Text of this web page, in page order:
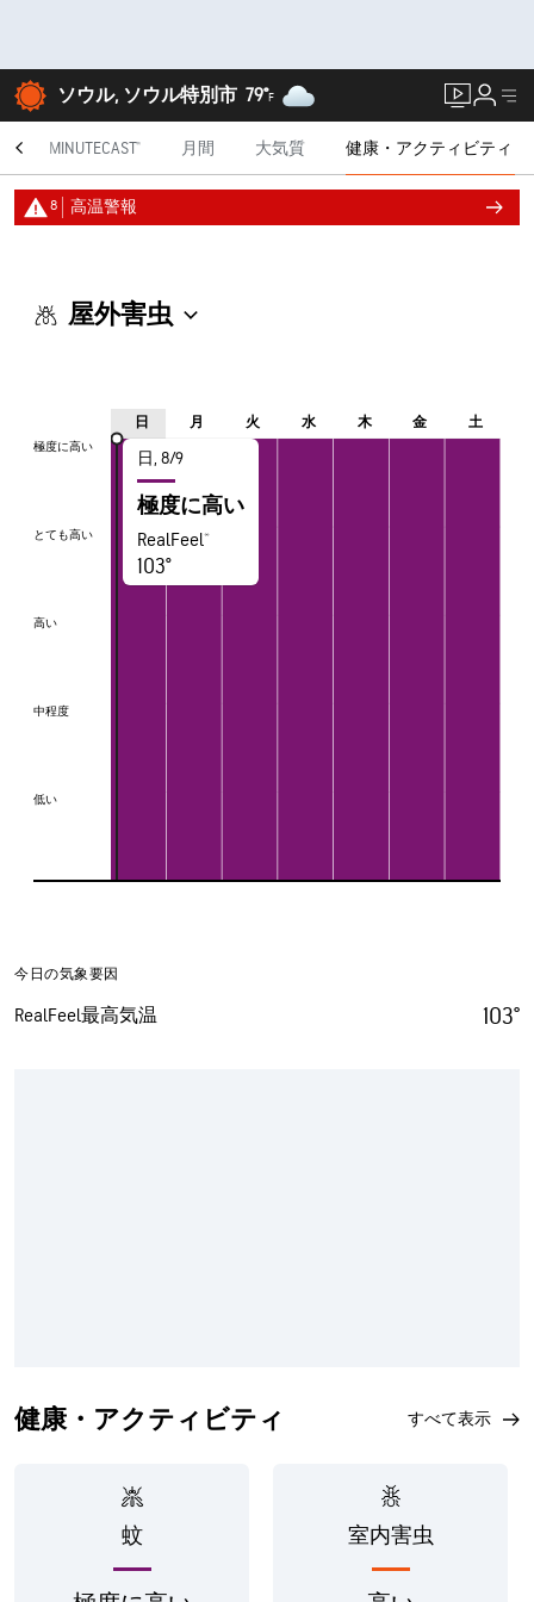
ソウル, ソウル特別市 79°F
MINUTECAST® 月間 大気質 健康・アクティビティ
8 高温警報
屋外害虫
極度に高い
とても高い
高い
中程度
低い
日 月 火 水 木 金 土
極度に高い
とても高い
高い
中程度
低い
日, 8/9
極度に高い
RealFeel®
103°
今日の気象要因
RealFeel最高気温 103°
健康・アクティビティ すべて表示
蚊 室内害虫